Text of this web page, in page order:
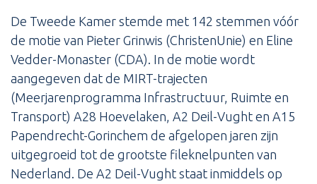
De Tweede Kamer stemde met 142 stemmen vóór
de motie van Pieter Grinwis (ChristenUnie) en Eline
Vedder-Monaster (CDA). In de motie wordt
aangegeven dat de MIRT-trajecten
(Meerjarenprogramma Infrastructuur, Ruimte en
Transport) A28 Hoevelaken, A2 Deil-Vught en A15
Papendrecht-Gorinchem de afgelopen jaren zijn
uitgegroeid tot de grootste fileknelpunten van
Nederland. De A2 Deil-Vught staat inmiddels op